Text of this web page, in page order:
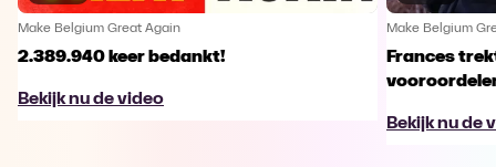
Make Belgium Great Again
2.389.940 keer bedankt!
Bekijk nu de video
Make Belgium
Frances
Bekijk nu de